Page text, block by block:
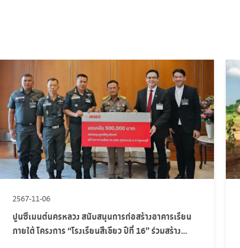
2567-11-06
ปูนซีเมนต์นครหลวง สนับสนุนการก่อสร้างอาคารเรียน
ภายใต้ โครงการ “โรงเรียนสีเขียว ปีที่ 16” ร่วมสร้าง